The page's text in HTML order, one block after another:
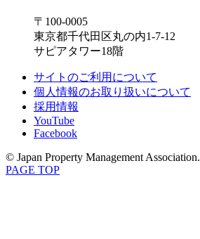
〒100-0005
東京都千代田区丸の内1-7-12
サピアタワー18階
サイトのご利用について
個人情報のお取り扱いについて
採用情報
YouTube
Facebook
© Japan Property Management Association.
PAGE TOP